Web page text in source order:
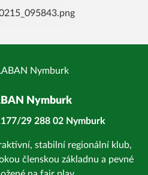
Nymburk
29 288 02 Nymburk
stabilní regionální klub,
členskou základnu a pevné